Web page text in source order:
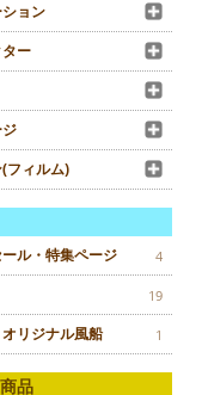
ョン
ー
フィルム)
ル・特集ページ 4
19
リジナル風船 1
品